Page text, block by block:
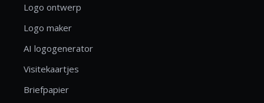
Logo ontwerp
Logo maker
AI logogenerator
Visitekaartjes
Briefpapier